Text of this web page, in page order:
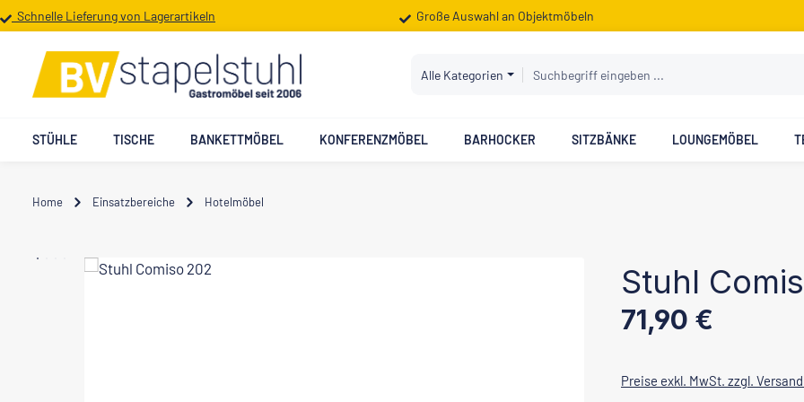
Hauptinhalt springen
Zur Suche springen
Zur Hauptnavigation springen
Schnelle Lieferung von Lagerartikeln Große Auswahl an Objektmöbeln
Alle Kategorien
STÜHLE TISCHE BANKETTMÖBEL KONFERENZMÖBEL BARHOCKER SITZBÄNKE LOUNGEMÖBEL
Home Einsatzbereiche Hotelmöbel
Bildergalerie überspringen Stuhl
Regulärer Preis:
71,90 €
Preise exkl. MwSt. zzgl.